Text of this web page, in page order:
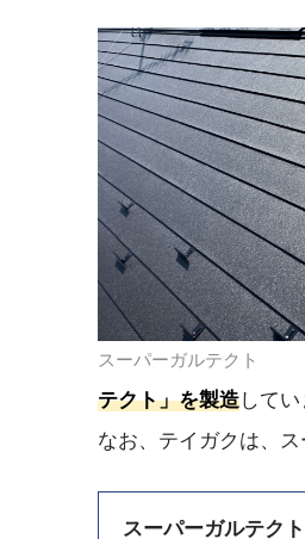
スーパーガルテクト
テクト」を製造してい
なお、テイガクは、
スーパーガルテク